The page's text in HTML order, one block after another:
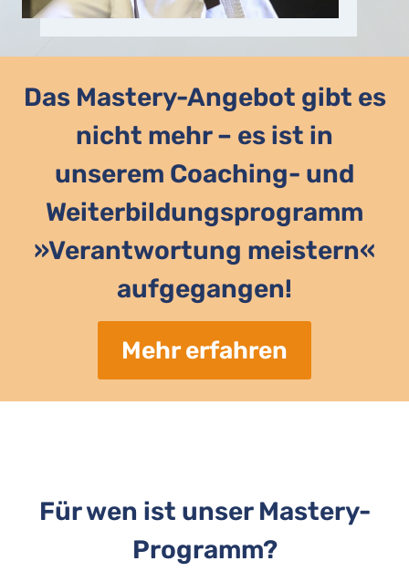
Das Mastery-Angebot gibt es
nicht mehr – es ist in
unserem Coaching- und
Weiterbildungsprogramm
»Verantwortung meistern«
aufgegangen!
Mehr erfahren
Für wen ist unser Mastery-
Programm?